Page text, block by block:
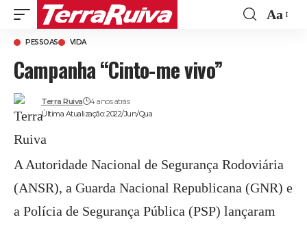
Aa
PESSOAS VIDA
Campanha “Cinto-me vivo”
Última Atualização: 2022/Jun/Qua
Terra Ruiva 4 anos atrás
A Autoridade Nacional de Segurança Rodoviária
(ANSR), a Guarda Nacional Republicana (GNR) e
a Polícia de Segurança Pública (PSP) lançaram